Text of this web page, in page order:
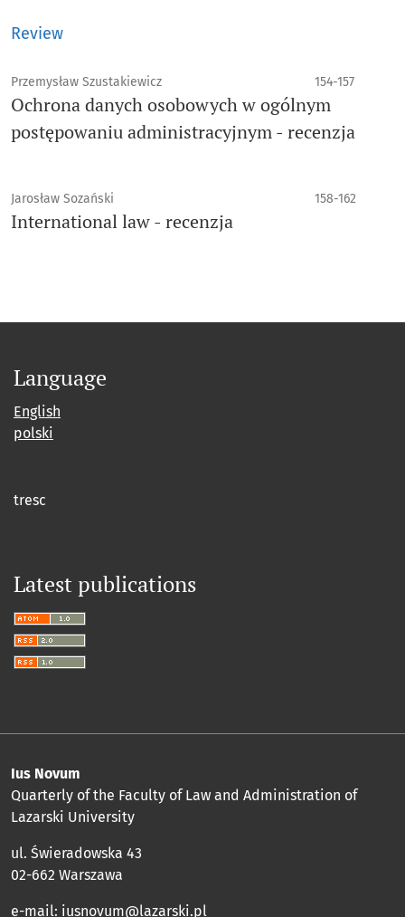
Review
Przemysław Szustakiewicz 154-157
Ochrona danych osobowych w ogólnym
postępowaniu administracyjnym - recenzja
Jarosław Sozański 158-162
International law - recenzja
Language
English
polski
tresc
Latest publications
Ius Novum
Quarterly of the Faculty of Law and Administration of
Lazarski University
ul. Świeradowska 43
02-662 Warszawa
e-mail: iusnovum@lazarski.pl